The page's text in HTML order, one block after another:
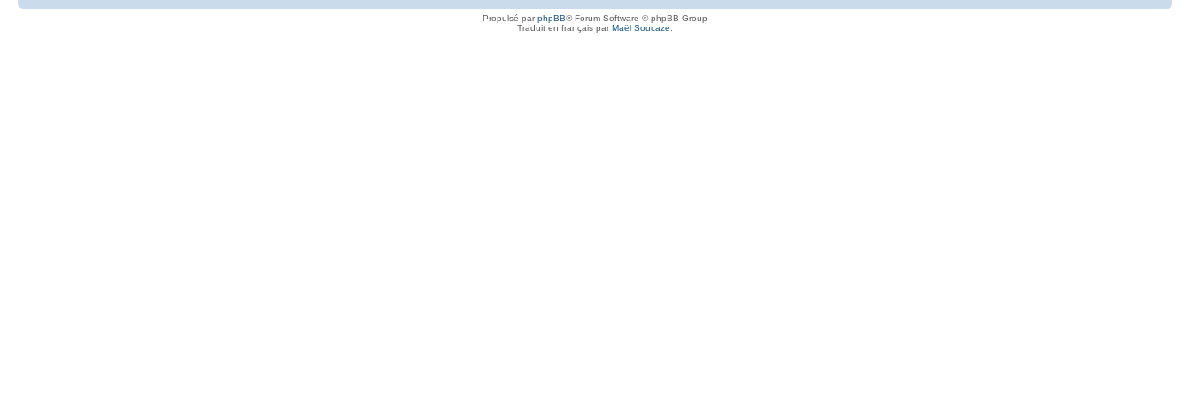
Propulsé parphpBB® Forum Software © phpBB Group
Traduit en français parMaël Soucaze